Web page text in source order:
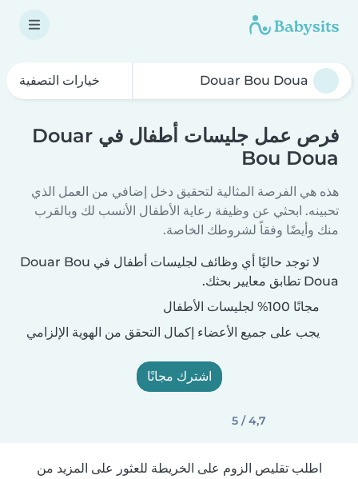
خيارات التصفية
فرص عمل جليسات أطفال في Douar
Bou Doua
هذه هي الفرصة المثالية لتحقيق دخل إضافي من العمل الذي
تحبينه. ابحثي عن وظيفة رعاية الأطفال الأنسب لك وبالقرب
منك وأيضًا وفقاً لشروطك الخاصة.
لا توجد حاليًا أي وظائف لجليسات أطفال في Douar Bou
Doua تطابق معايير بحثك.
مجانًا 100% لجليسات الأطفال
يجب على جميع الأعضاء إكمال التحقق من الهوية الإلزامي
اشترك مجانًا
4,7 / 5
اطلب تقليص الزوم على الخريطة للعثور على المزيد من